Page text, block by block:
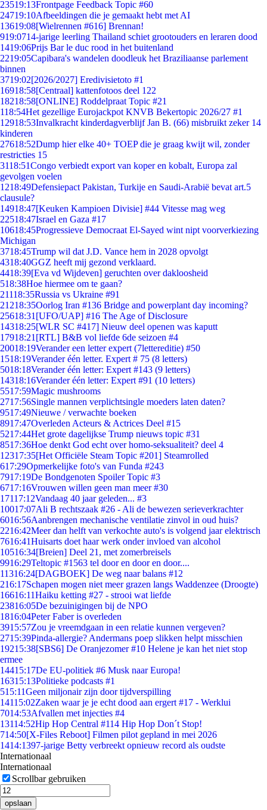
23519:13Frontpage Feedback Topic #60
24719:10Afbeeldingen die je gemaakt hebt met AI
13619:08[Wielrennen #616] Brennan!
919:0714-jarige leerling Thailand schiet grootouders en leraren dood
1419:06Prijs Bar le duc rood in het buitenland
2219:05Capibara's wandelen doodleuk het Braziliaanse parlement
binnen
3719:02[2026/2027] Eredivisietoto #1
16918:58[Centraal] kattenfotoos deel 122
18218:58[ONLINE] Roddelpraat Topic #21
118:54Het gezellige Eurojackpot KNVB Bekertopic 2026/27 #1
12918:53Invalkracht kinderdagverblijf Jan B. (66) misbruikt zeker 14
kinderen
27618:52Dump hier elke 40+ TOEP die je graag kwijt wil, zonder
restricties 15
3118:51Congo verbiedt export van koper en kobalt, Europa zal
gevolgen voelen
1218:49Defensiepact Pakistan, Turkije en Saudi-Arabië bevat art.5
clausule?
14918:47[Keuken Kampioen Divisie] #44 Vitesse mag weg
22518:47Israel en Gaza #17
10618:45Progressieve Democraat El-Sayed wint nipt voorverkiezing
Michigan
3718:45Trump wil dat J.D. Vance hem in 2028 opvolgt
4318:40GGZ heeft mij gezond verklaard.
4418:39[Eva vd Wijdeven] geruchten over dakloosheid
518:38Hoe hiermee om te gaan?
21118:35Russia vs Ukraine #91
21218:35Oorlog Iran #136 Bridge and powerplant day incoming?
25618:31 [UFO/UAP] #16 The Age of Disclosure
14318:25[WLR SC #417] Nieuw deel openen was kaputt
17918:21 [RTL] B&B vol liefde 6de seizoen #4
20018:19Verander een letter expert (7lettereditie) #50
1518:19Verander één letter. Expert # 75 (8 letters)
5018:18Verander één letter: Expert #143 (9 letters)
14318:16Verander één letter: Expert #91 (10 letters)
5517:59Magic mushrooms
2717:56Single mannen verplichtsingle moeders laten daten?
9517:49Nieuwe / verwachte boeken
8917:47Overleden Acteurs & Actrices Deel #15
5217:44Het grote dagelijkse Trump nieuws topic #31
8517:36Hoe denkt God echt over homo-seksualiteit? deel 4
12317:35[Het Officiële Steam Topic #201] Steamrolled
617:29Opmerkelijke foto's van Funda #243
7917:19De Bondgenoten Spoiler Topic #3
6717:16Vrouwen willen geen man meer #30
17117:12Vandaag 40 jaar geleden... #3
10017:07Ali B rechtszaak #26 - Ali de bewezen serieverkrachter
6016:56Aanbrengen mechanische ventilatie zinvol in oud huis?
2216:42Meer dan helft van verkochte auto's is volgend jaar elektrisch
7616:41Huisarts doet haar werk onder invloed van alcohol
10516:34[Breien] Deel 21, met zomerbreisels
9916:29Teltopic #1563 tel door en door en door....
11316:24[DAGBOEK] De weg naar balans #12
216:17Schapen mogen niet meer grazen langs Waddenzee (Droogte)
16616:11Haiku ketting #27 - strooi wat liefde
23816:05De bezuinigingen bij de NPO
1816:04Peter Faber is overleden
3915:57Zou je vreemdgaan in een relatie kunnen vergeven?
2715:39Pinda-allergie? Andermans poep slikken helpt misschien
19215:38[SBS6] De Oranjezomer #10 Helene je kan het niet stop
ermee
14415:17De EU-politiek #6 Musk naar Europa!
16315:13Politieke podcasts #1
515:11Geen miljonair zijn door tijdverspilling
14115:02Zaken waar je je echt dood aan ergert #17 - Werklui
7014:53Afvallen met injecties #4
13114:52Hip Hop Central #114 Hip Hop Don´t Stop!
714:50[X-Files Reboot] Filmen pilot gepland in mei 2026
1414:1397-jarige Betty verbreekt opnieuw record als oudste
Internationaal
Internationaal
Scrollbar gebruiken
opslaan